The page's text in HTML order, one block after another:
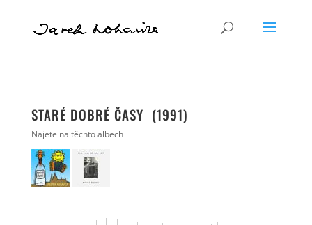
STARÉ DOBRÉ ČASY (1991)
Najete na těchto albech